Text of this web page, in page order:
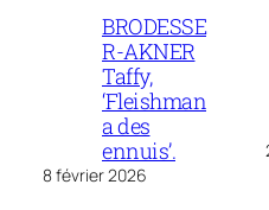
BRODESSE
R-AKNER
Taffy,
‘Fleishman
a des
ennuis’.
8 février 2026